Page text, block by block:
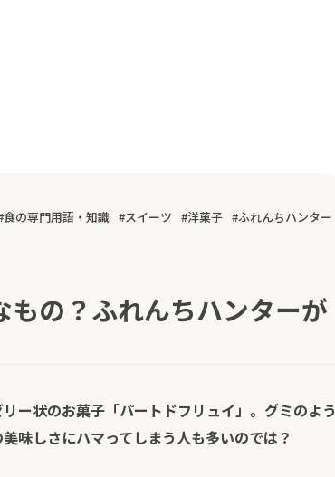
食の専門用語・知識 スイーツ 洋菓子 ふれんちハンター
の？ふれんちハンターが
ー状のお菓子「パートドフリュイ」。グミのよう
味しさにハマってしまう人も多いのでは？